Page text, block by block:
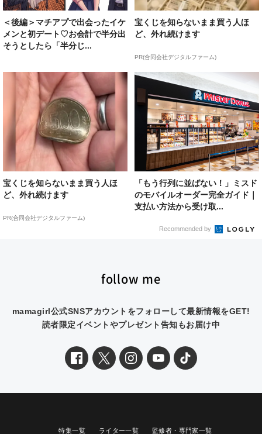
＜後編＞マチアプで出会ったイケ
メンと初デート♡お会計で半分出
そうとしたら「半分じ...
宝くじを知らないまま買う人ほ
ど、外れ続けます
PR(合同会社デジタルファーム)
宝くじを知らないまま買う人ほ
ど、外れ続けます
PR(合同会社デジタルファーム)
「もう行列に並ばない！」ミスド
のモバイルオーダー完全ガイド｜
支払い方法から受け取...
Recommended by
follow me
mamagirl公式SNSアカウントをフォローして最新情報をGET!
読者限定イベントやプレゼント告知もお届け中
特集一覧 ライター一覧 監修者・専門家一覧